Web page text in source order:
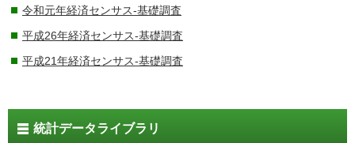
令和元年経済センサス-基礎調査
平成26年経済センサス-基礎調査
平成21年経済センサス-基礎調査
統計データライブラリ